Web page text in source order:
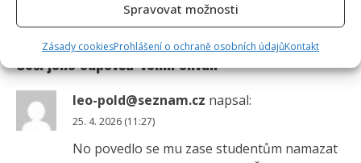
Spravovat možnosti
Zásady cookiesProhlášení o ochraně osobních údajůKontakt
1 čtenářský názor na “Petr Pavel během debaty
se studenty čelil otázce na jeho minulost v KSČ.
Češi jeho odpověď velmi chválí”
leo-pold@seznam.cz napsal:
25. 4. 2026 (11:27)
No povedlo se mu zase studentům namazat